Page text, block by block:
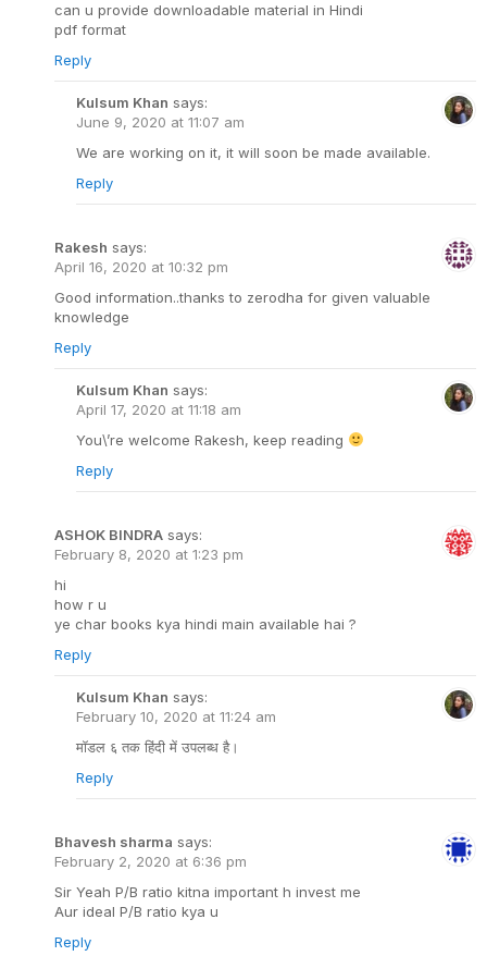
can u provide downloadable material in Hindi
pdf format
Reply
Kulsum Khan says:
June 9, 2020 at 11:07 am
We are working on it, it will soon be made available.
Reply
Rakesh says:
April 16, 2020 at 10:32 pm
Good information..thanks to zerodha for given valuable
knowledge
Reply
Kulsum Khan says:
April 17, 2020 at 11:18 am
You\’re welcome Rakesh, keep reading
Reply
ASHOK BINDRA says:
February 8, 2020 at 1:23 pm
hi
how r u
ye char books kya hindi main available hai ?
Reply
Kulsum Khan says:
February 10, 2020 at 11:24 am
मॉडल ६ तक हिंदी में उपलब्ध है।
Reply
Bhavesh sharma says:
February 2, 2020 at 6:36 pm
Sir Yeah P/B ratio kitna important h invest me
Aur ideal P/B ratio kya u
Reply